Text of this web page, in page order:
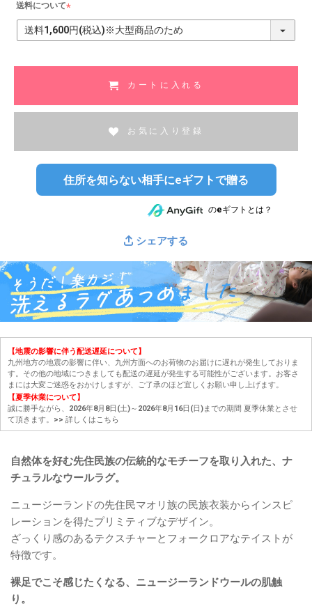
送料について
(
必
カートに入れる
お気に入り登録
住所を知らない相手にeギフトで贈る
のeギフトとは？
シェアする
【地震の影響に伴う配送遅延について】
九州地方の地震の影響に伴い、九州方面へのお荷物のお届けに遅れが発生しておりま
す。その他の地域につきましても配送の遅延が発生する可能性がございます。お客さ
まには大変ご迷惑をおかけしますが、ご了承のほど宜しくお願い申し上げます。
【夏季休業について】
誠に勝手ながら、2026年8月8日(土)～2026年8月16日(日)までの期間 夏季休業とさせ
て頂きます。 >> 詳しくはこちら
自然体を好む先住民族の伝統的なモチーフを取り入れた、ナ
チュラルなウールラグ。
ニュージーランドの先住民マオリ族の民族衣装からインスピ
レーションを得たプリミティブなデザイン。
ざっくり感のあるテクスチャーとフォークロアなテイストが
特徴です。
裸足でこそ感じたくなる、ニュージーランドウールの肌触
り。